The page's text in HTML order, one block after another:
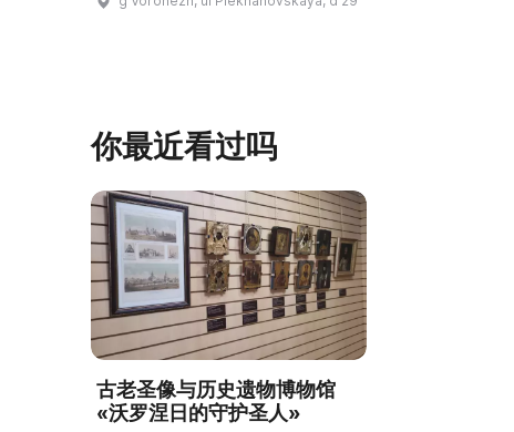
состоит из пяти отделов. В
你最近看过吗
古老圣像与历史遗物博物馆
«沃罗涅日的守护圣人»